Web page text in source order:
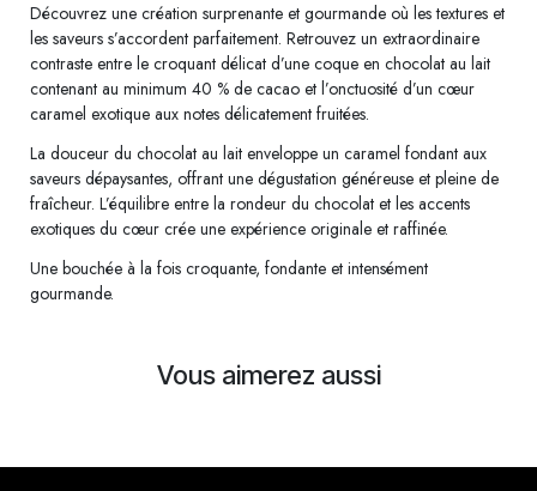
Découvrez une création surprenante et gourmande où les textures et
les saveurs s’accordent parfaitement. Retrouvez un extraordinaire
contraste entre le croquant délicat d’une coque en chocolat au lait
contenant au minimum 40 % de cacao et l’onctuosité d’un cœur
caramel exotique aux notes délicatement fruitées.
La douceur du chocolat au lait enveloppe un caramel fondant aux
saveurs dépaysantes, offrant une dégustation généreuse et pleine de
fraîcheur. L’équilibre entre la rondeur du chocolat et les accents
exotiques du cœur crée une expérience originale et raffinée.
Une bouchée à la fois croquante, fondante et intensément
gourmande.
Vous aimerez aussi